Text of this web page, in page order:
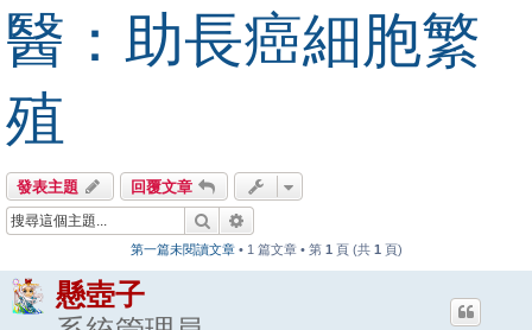
醫：助長癌細胞繁
殖
發表主題
回覆文章
搜尋
第一篇未閱讀文章• 1 篇文章 • 第 1 頁 (共 1 頁)
懸壺子